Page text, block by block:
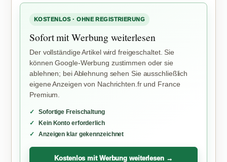
KOSTENLOS · OHNE REGISTRIERUNG
Sofort mit Werbung weiterlesen
Der vollständige Artikel wird freigeschaltet. Sie
können Google-Werbung zustimmen oder sie
ablehnen; bei Ablehnung sehen Sie ausschließlich
eigene Anzeigen von Nachrichten.fr und France
Premium.
Sofortige Freischaltung
Kein Konto erforderlich
Anzeigen klar gekennzeichnet
Kostenlos mit Werbung weiterlesen →